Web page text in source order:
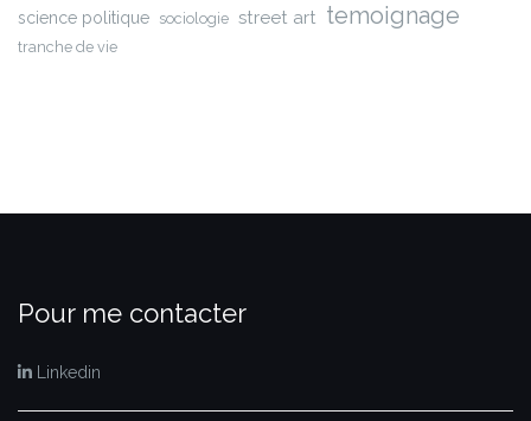
science politique sociologie street art temoignage
tranche de vie
Pour me contacter
Linkedin